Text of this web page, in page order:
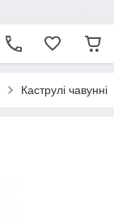
Каструлі чавунні